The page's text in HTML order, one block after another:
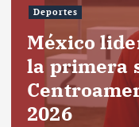
Deportes
México
la primera
2026